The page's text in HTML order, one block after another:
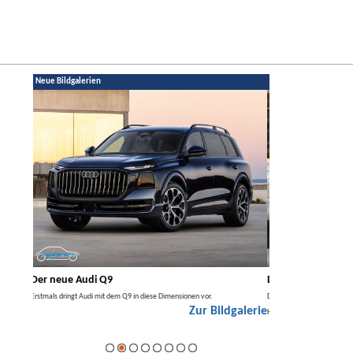
Neue Bildgalerien
Der neue Mercedes GLA
Der neue Mercedes GLA kommt zuerst nur elektrisch, später auch als